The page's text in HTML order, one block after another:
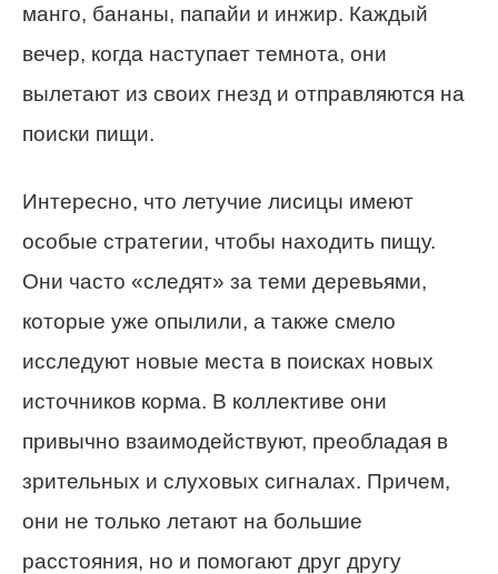
манго, бананы, папайи и инжир. Каждый
вечер, когда наступает темнота, они
вылетают из своих гнезд и отправляются на
поиски пищи.
Интересно, что летучие лисицы имеют
особые стратегии, чтобы находить пищу.
Они часто «следят» за теми деревьями,
которые уже опылили, а также смело
исследуют новые места в поисках новых
источников корма. В коллективе они
привычно взаимодействуют, преобладая в
зрительных и слуховых сигналах. Причем,
они не только летают на большие
расстояния, но и помогают друг другу